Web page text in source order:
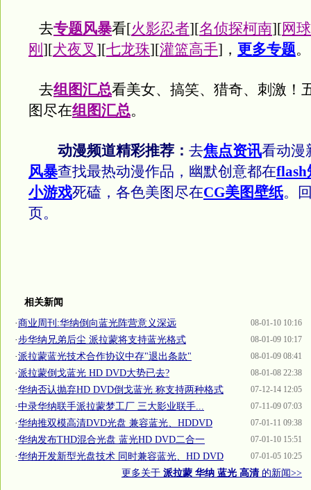
去专题风暴看[火影忍者][名侦探柯南][网
刚 ][犬夜叉][七龙珠][灌篮高手]， 更多专题。
去组图汇总看美女、搞笑、猎奇、刺激！
图尽在组图汇总。
动漫频道精彩推荐： 去焦点资讯看动漫
风暴查找最热动漫作品，幽默创意都在flash
小游戏死磕，各色美图尽在CG美图壁纸。
页。
相关新闻
08-01-10 10:16
·商业周刊:华纳倒向蓝光阵营意义深远
08-01-09 10:17
·步华纳兄弟后尘 派拉蒙将支持蓝光格式
08-01-09 08:41
·派拉蒙蓝光技术合作协议中存"退出条款"
08-01-08 22:38
·派拉蒙倒戈蓝光 HD DVD大势已去?
07-12-14 12:05
·华纳否认抛弃HD DVD倒戈蓝光 称支持两种格式
07-11-09 07:03
·中录华纳联手派拉蒙梦工厂 三大影业联手...
07-01-11 09:38
·华纳推双模高清DVD光盘 兼容蓝光、HDDVD
07-01-10 15:51
·华纳发布THD混合光盘 蓝光HD DVD二合一
07-01-05 10:25
·华纳开发新型光盘技术 同时兼容蓝光、HD DVD
更多关于 派拉蒙 华纳 蓝光 高清的新闻>>